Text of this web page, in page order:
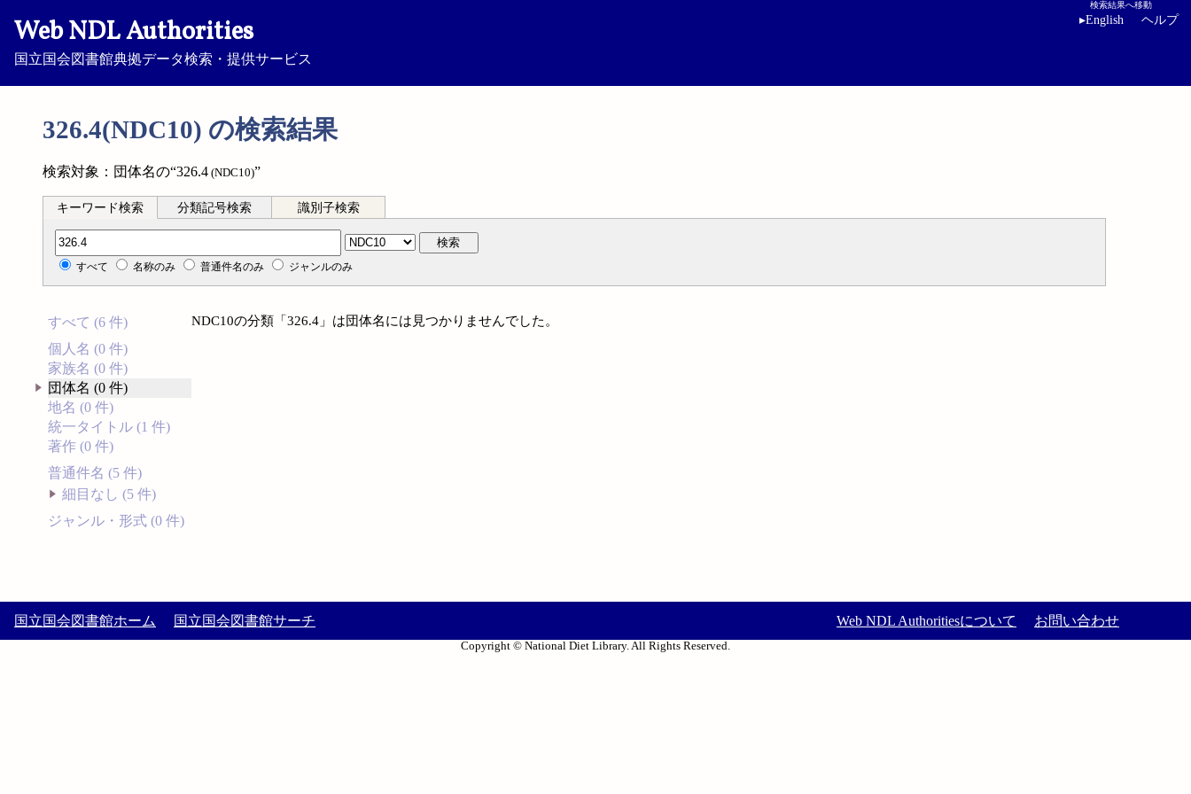
Web NDL Authorities
国立国会図書館典拠データ検索・提供サービス
検索結果へ移動
▸English ヘルプ
326.4(NDC10) の検索結果
検索対象：団体名の“326.4 (NDC10)”
キーワード検索 分類記号検索 識別子検索
分類記号検索 検索
すべて 名称のみ 普通件名のみ ジャンルのみ
すべて (6 件)
個人名 (0 件)
家族名 (0 件)
団体名 (0 件)
地名 (0 件)
統一タイトル (1 件)
著作 (0 件)
普通件名 (5 件)
細目なし (5 件)
ジャンル・形式 (0 件)
NDC10の分類「326.4」は団体名には見つかりませんでした。
国立国会図書館ホーム 国立国会図書館サーチ Web NDL Authoritiesについて お問い合わせ
Copyright © National Diet Library. All Rights Reserved.